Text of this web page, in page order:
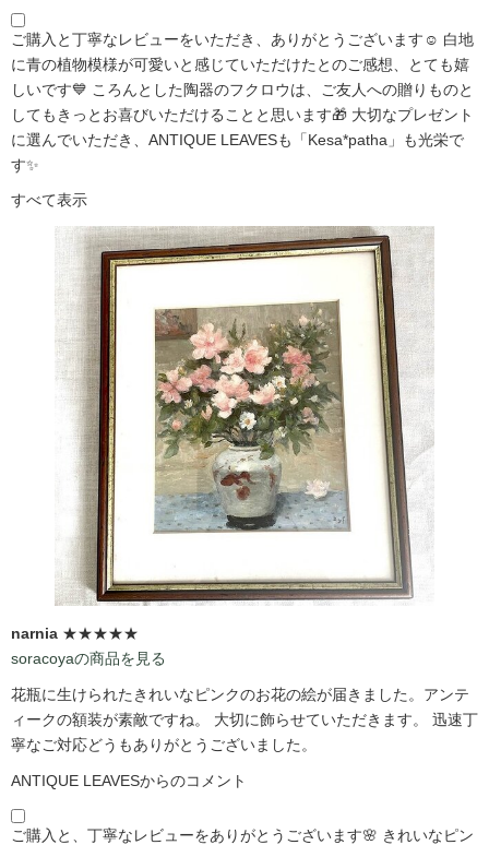
ご購入と丁寧なレビューをいただき、ありがとうございます☺️ 白地
に青の植物模様が可愛いと感じていただけたとのご感想、とても嬉
しいです💙 ころんとした陶器のフクロウは、ご友人への贈りものと
してもきっとお喜びいただけることと思います🎁 大切なプレゼント
に選んでいただき、ANTIQUE LEAVESも「Kesa*patha」も光栄で
す✨
すべて表示
narnia ★★★★★
soracoyaの商品を見る
花瓶に生けられたきれいなピンクのお花の絵が届きました。アンテ
ィークの額装が素敵ですね。 大切に飾らせていただきます。 迅速丁
寧なご対応どうもありがとうございました。
ANTIQUE LEAVESからのコメント
ご購入と、丁寧なレビューをありがとうございます🌸 きれいなピン